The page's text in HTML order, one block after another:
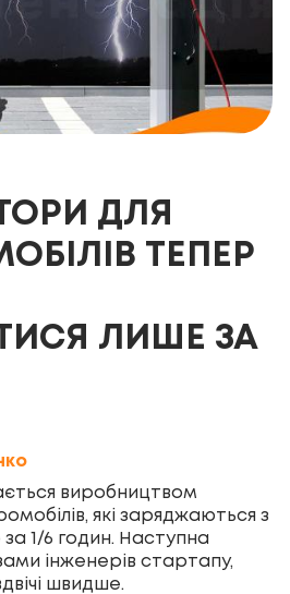
ДЛЯ
ТЕПЕР
ЛИШЕ ЗА
виробництвом
які заряджаються з
за 1/6 годин. Наступна
інженерів стартапу,
швидше.